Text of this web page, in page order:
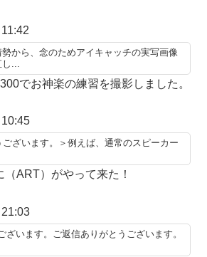
から、念のためアイキャッチの実写画像
...
でお神楽の練習を撮影しました。
ございます。＞例えば、通常のスピーカー
（ART）がやって来た！
ざいます。ご返信ありがとうございます。